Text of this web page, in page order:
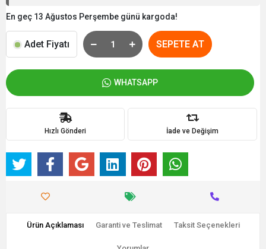
En geç 13 Ağustos Perşembe günü kargoda!
Adet Fiyatı SEPETE AT
WHATSAPP
Hızlı Gönderi İade ve Değişim
Ürün Açıklaması Garanti ve Teslimat Taksit Seçenekleri